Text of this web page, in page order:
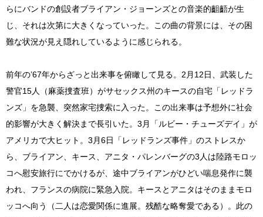
らにバンドの創設者ブライアン・ジョーンズとの音楽的齟齬が生
じ、それは次第に大きくなっていった。この曲の背景には、その困
難な状況が見え隠れしているように感じられる。
前年の’67年からざっと出来事を俯瞰して見る。2月12日、武装した
警官15人（麻薬捜査班）がサセックス州のキースの自宅「レッドラ
ンズ」を急襲、突然家宅捜索に入った。この出来事は予想外に社会
的影響が大きく解決まで長引いた。3月「ルビー・チューズデイ」が
アメリカで大ヒット。3月6日「レッドランズ事件」のストレスか
ら、ブライアン、キース、アニタ・パレンバーグの3人は陸路モロッ
コへ慰安旅行にでかけるが、途中ブライアンがひどい喘息発作に襲
われ、フランスの病院に緊急入院。キースとアニタはそのままモロ
ッコへ向う（二人は恋愛関係に進展。残酷な略奪愛である）。此の